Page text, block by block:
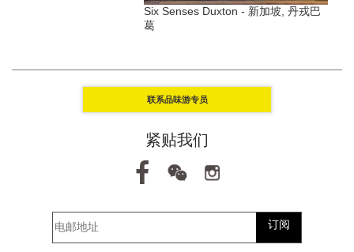
Six Senses Duxton - 新加坡, 丹戎巴
葛
联系品味游专员
紧贴我们
订阅